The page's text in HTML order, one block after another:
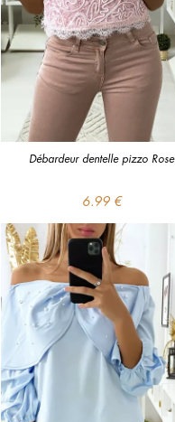
Débardeur dentelle pizzo Rose
6.99 €